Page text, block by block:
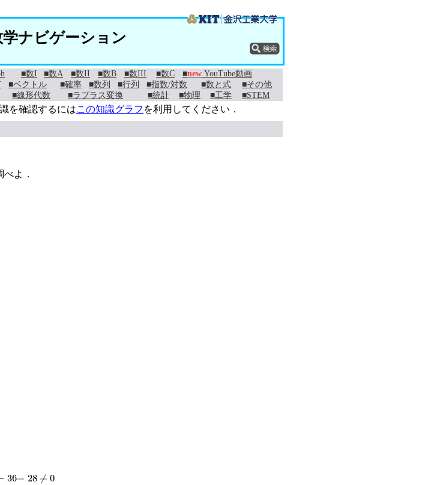
ナビゲーション
■数I ■数A ■数II ■数B ■数III ■数C ■new YouTube動画
■ベクトル ■確率 ■数列 ■行列 ■指数/対数 ■数と式
■その他
■線形代数 ■ラプラス変換 ■統計 ■物理 ■工学 ■STEM
を確認するにはこの知識グラフ を利用してください．
よ．
36 28 0